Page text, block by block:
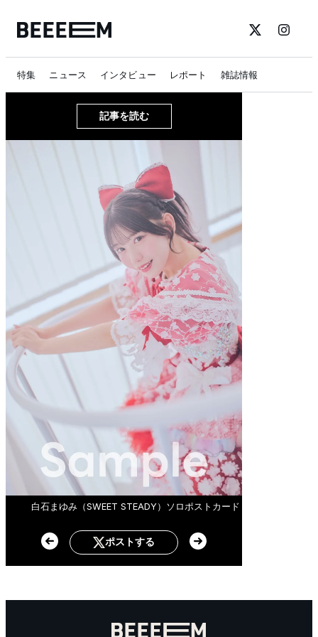
特集 ニュース インタビュー レポート 雑誌情報
記事を読む
白石まゆみ（SWEET STEADY）ソロポストカード
ポストする